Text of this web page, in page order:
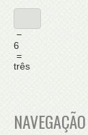
−
6
=
três
NAVEGAÇÃO